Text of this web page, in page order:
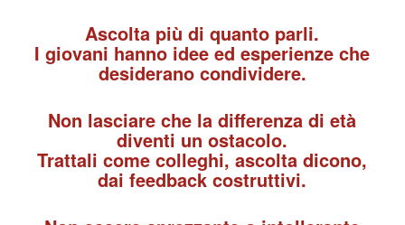
Ascolta più di quanto parli.
I giovani hanno idee ed esperienze che
desiderano condividere.
Non lasciare che la differenza di età
diventi un ostacolo.
Trattali come colleghi, ascolta dicono,
dai feedback costruttivi.